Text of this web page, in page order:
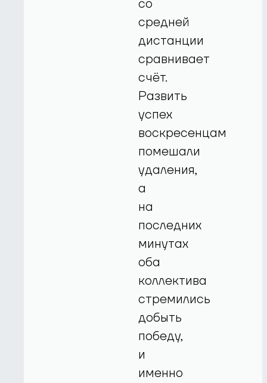
со
средней
дистанции
сравнивает
счёт.
Развить
успех
воскресенцам
помешали
удаления,
а
на
последних
минутах
оба
коллектива
стремились
добыть
победу,
и
именно